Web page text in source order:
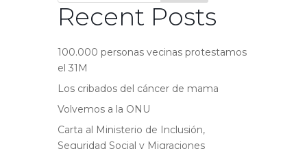
Recent Posts
100.000 personas vecinas protestamos
el 31M
Los cribados del cáncer de mama
Volvemos a la ONU
Carta al Ministerio de Inclusión,
Seguridad Social y Migraciones